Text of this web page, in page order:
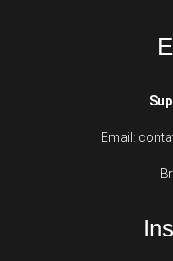
Email: